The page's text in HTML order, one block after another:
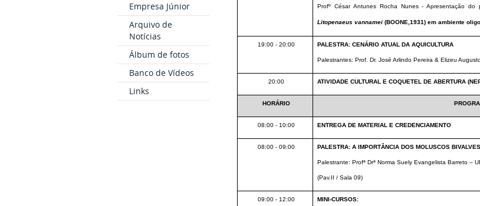
Empresa Júnior
Arquivo de
Notícias
Álbum de fotos
Banco de Vídeos
Links
Profº César Antunes Rocha Nunes - Apresentação do
Litopenaeus vannamei (BOONE,1931) em ambiente
19:00 - 20:00 PALESTRA: CENÁRIO ATUAL DA AQUICULTURA
Palestrantes: Prof. Dr. José Arlindo Pereira & Elizeu
20:00 ATIVIDADE CULTURAL E COQUETEL DE ABERTURA
HORÁRIO
08:00 - 10:00 ENTREGA DE MATERIAL E CREDENCIAMENTO
08:00 - 09:00 PALESTRA: A IMPORTÂNCIA DOS MOLUSCOS
Palestrante: Profª Drª Norma Suely Evangelista Barreto –
(Pav.II / Sala 09)
09:00 - 12:00 MINI-CURSOS: